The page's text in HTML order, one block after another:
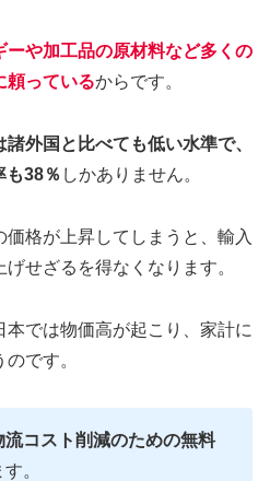
ーや加工品の原材料など多くの
頼っているからです。
外国と比べても低い水準で、
も38％ しかありません。
格が上昇してしまうと、輸入
せざるを得なくなります。
では物価高が起こり、家計に
です。
流コスト削減のための無料
。